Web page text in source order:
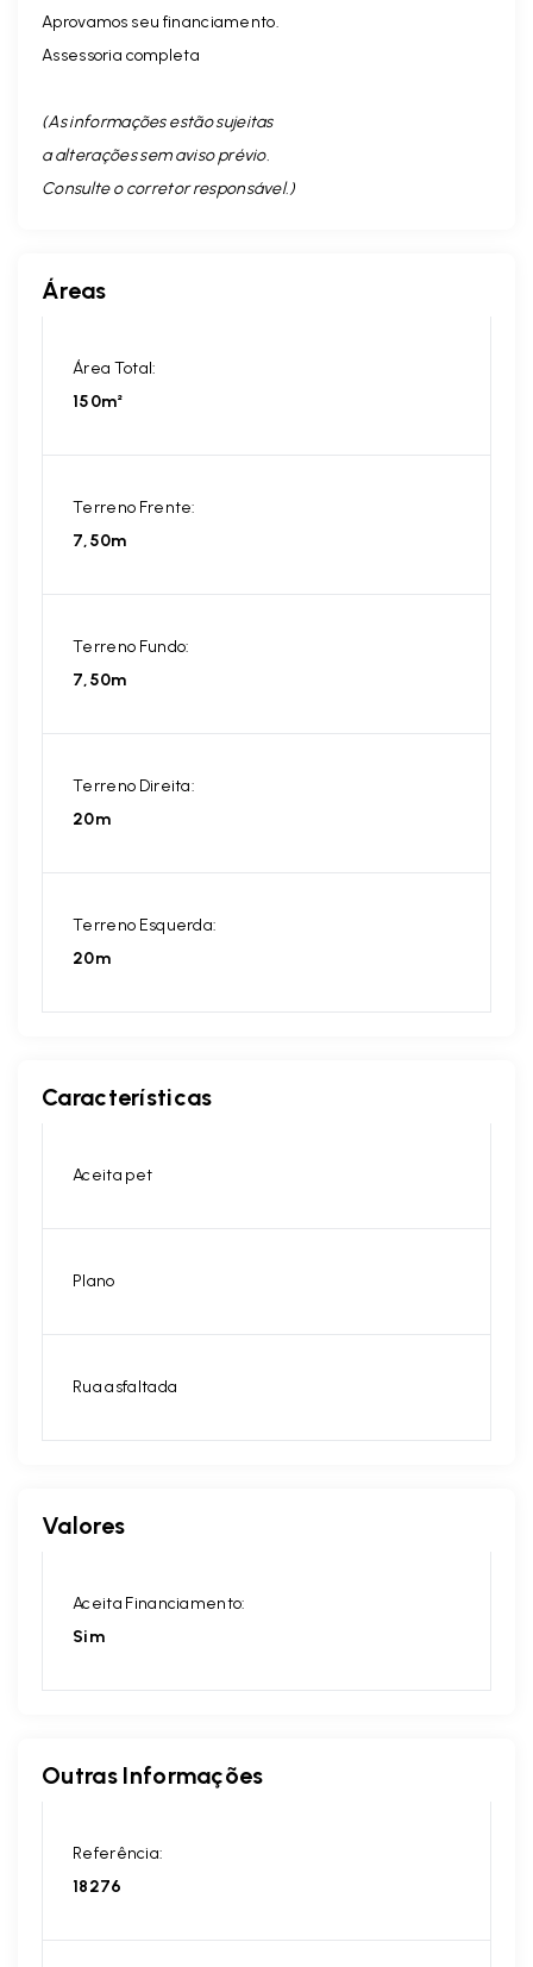
Aprovamos seu financiamento.
Assessoria completa
(As informações estão sujeitas
a alterações sem aviso prévio.
Consulte o corretor responsável. )
Áreas
Área Total:
150m²
Terreno Frente:
7,50m
Terreno Fundo:
7,50m
Terreno Direita:
20m
Terreno Esquerda:
20m
Características
Aceita pet
Plano
Rua asfaltada
Valores
Aceita Financiamento:
Sim
Outras Informações
Referência:
18276